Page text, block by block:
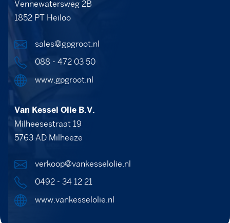
Vennewatersweg 2B
1852 PT Heiloo
sales@gpgroot.nl
088 - 472 03 50
www.gpgroot.nl
Van Kessel Olie B.V.
Milheesestraat 19
5763 AD Milheeze
verkoop@vankesselolie.nl
0492 - 34 12 21
www.vankesselolie.nl